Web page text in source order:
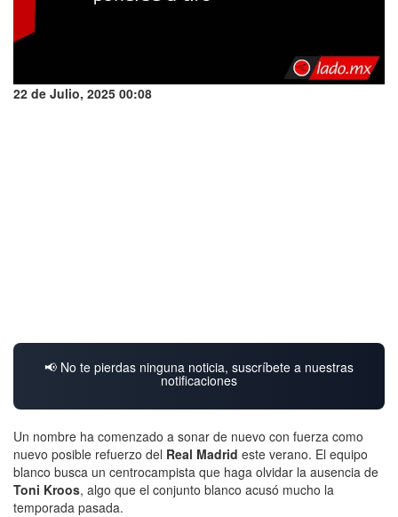
22 de Julio, 2025 00:08
📢 No te pierdas ninguna noticia, suscríbete a nuestras
notificaciones
Un nombre ha comenzado a sonar de nuevo con fuerza como
nuevo posible refuerzo del Real Madrid este verano. El equipo
blanco busca un centrocampista que haga olvidar la ausencia de
Toni Kroos, algo que el conjunto blanco acusó mucho la
temporada pasada.